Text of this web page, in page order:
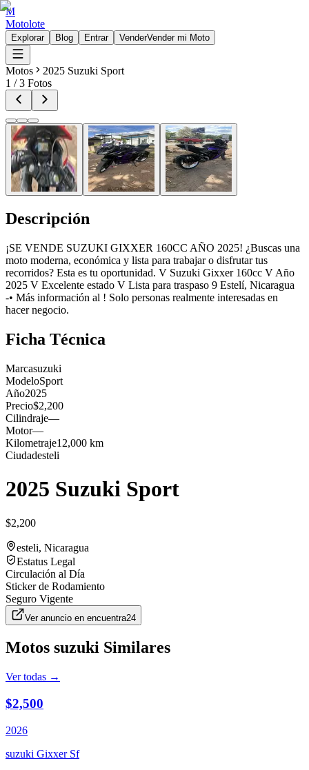
M
Motolote
Explorar Blog Entrar VenderVender mi Moto
Motos
2025 Suzuki Sport
1 /3 Fotos
Descripción
¡SE VENDE SUZUKI GIXXER 160CC AÑO 2025! ¿Buscas una
moto moderna, económica y lista para trabajar o disfrutar tus
recorridos? Esta es tu oportunidad. V Suzuki Gixxer 160cc V Año
2025 V Excelente estado V Lista para traspaso 9 Estelí, Nicaragua
-• Más información al ! Solo personas realmente interesadas en
hacer negocio.
Ficha Técnica
Marcasuzuki
ModeloSport
Año2025
Precio$2,200
Cilindraje—
Motor—
Kilometraje12,000 km
Ciudadesteli
2025 Suzuki Sport
$2,200
esteli, Nicaragua
Estatus Legal
Circulación al Día
Sticker de Rodamiento
Seguro Vigente
Ver anuncio en encuentra24
Motos suzuki Similares
Ver todas →
$2,500
2026
suzuki Gixxer Sf